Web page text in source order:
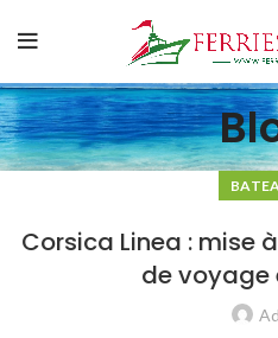
Corsica Linea : mise
de voyage